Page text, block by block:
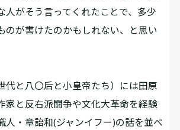
人がそう言ってくれたことで、多少
のが書けたのかもしれない、と思い
と八〇后と小皇帝たち）には田原
家と反右派闘争や文化大革命を経験
人・章詒和(ジャンイフー)の話を並べ